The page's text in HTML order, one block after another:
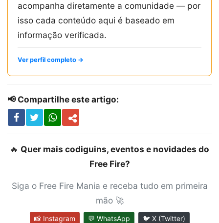
acompanha diretamente a comunidade — por
isso cada conteúdo aqui é baseado em
informação verificada.
Ver perfil completo →
📢 Compartilhe este artigo:
🔥 Quer mais codiguins, eventos e novidades do
Free Fire?
Siga o Free Fire Mania e receba tudo em primeira
mão 🚀
📸 Instagram 💬 WhatsApp 🐦 X (Twitter)